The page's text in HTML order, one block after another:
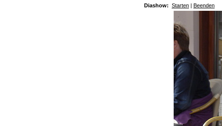
Diashow: Starten | Beenden